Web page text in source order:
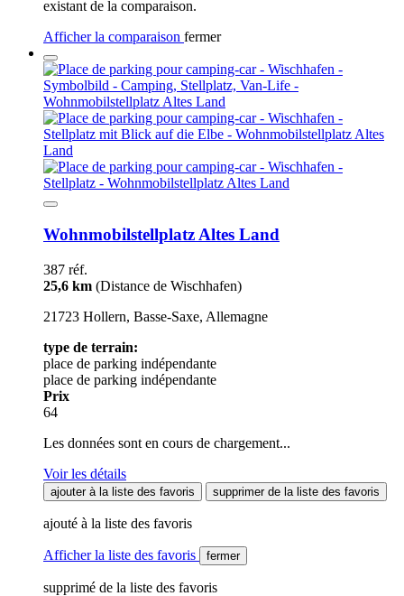
existant de la comparaison.
Afficher la comparaison fermer
Wohnmobilstellplatz Altes Land
387 réf.
25,6 km (Distance de Wischhafen)
21723 Hollern, Basse-Saxe, Allemagne
type de terrain:
place de parking indépendante
place de parking indépendante
Prix
64
Les données sont en cours de chargement...
Voir les détails
ajouter à la liste des favoris supprimer de la liste des favoris
ajouté à la liste des favoris
Afficher la liste des favoris fermer
supprimé de la liste des favoris